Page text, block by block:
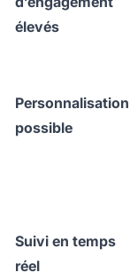
élevés
Personnalisation
possible
Suivi en temps
réel